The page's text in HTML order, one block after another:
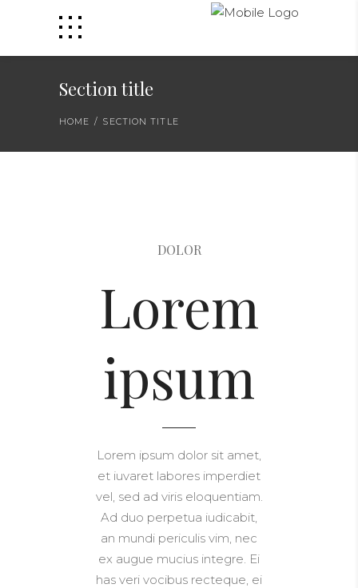
Section title
HOME / SECTION TITLE
DOLOR
Lorem
ipsum
Lorem ipsum dolor sit amet,
et iuvaret labores imperdiet
vel, sed ad viris eloquentiam.
Ad duo perpetua iudicabit,
an mundi periculis vim, nec
ex augue mucius integre. Ei
has veri vocibus recteque, ei